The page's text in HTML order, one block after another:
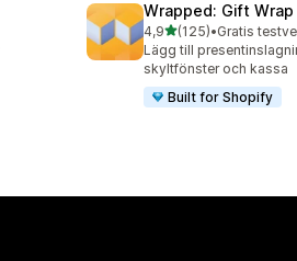
Wrapped: Gift
4,9av 5 stjärnor
(125)
125 recensioner totalt
•Gratis
Lägg till
skyltfönster och kassa
Built for Shopify